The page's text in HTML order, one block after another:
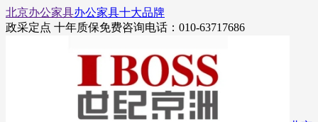
北京办公家具办公家具十大品牌
政采定点 十年质保免费咨询电话：010-63717686